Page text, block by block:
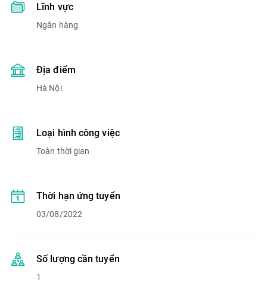
Lĩnh vực
Ngân hàng
Địa điểm
Hà Nội
Loại hình công việc
Toàn thời gian
Thời hạn ứng tuyển
03/08/2022
Số lượng cần tuyển
1